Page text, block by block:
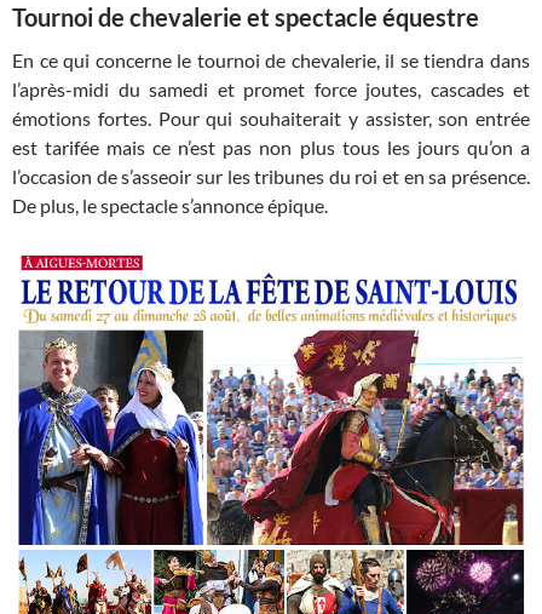
Tournoi de chevalerie et spectacle équestre
En ce qui concerne le tournoi de chevalerie, il se tiendra dans
l’après-midi du samedi et promet force joutes, cascades et
émotions fortes. Pour qui souhaiterait y assister, son entrée
est tarifée mais ce n’est pas non plus tous les jours qu’on a
l’occasion de s’asseoir sur les tribunes du roi et en sa présence.
De plus, le spectacle s’annonce épique.